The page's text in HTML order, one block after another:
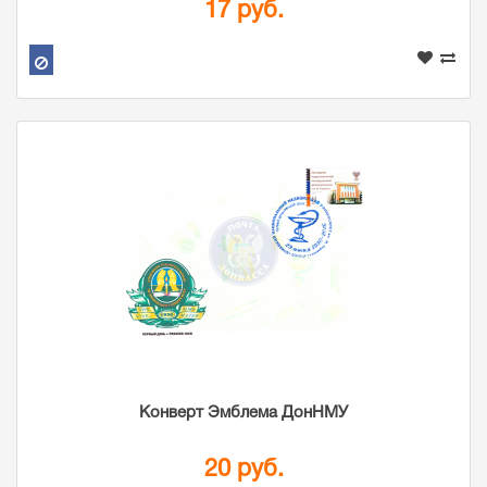
17 руб.
Конверт Эмблема ДонНМУ
20 руб.